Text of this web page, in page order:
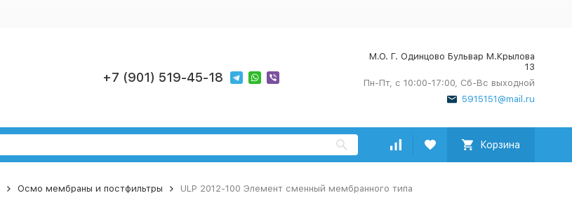
+7 (901) 519-45-18
М.О. Г. Одинцово Бульвар М.Крылова
13
Пн-Пт, с 10:00-17:00, Сб-Вс выходной
5915151@mail.ru
Корзина
Осмо мембраны и постфильтры ULP 2012-100 Элемент сменный мембранного типа